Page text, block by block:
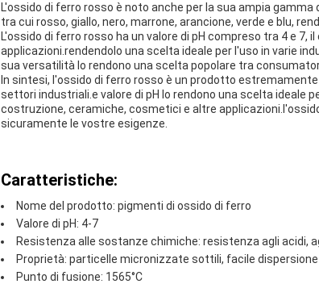
L'ossido di ferro rosso è noto anche per la sua ampia
tra cui rosso, giallo, nero, marrone, arancione, verde e blu,
L'ossido di ferro rosso ha un valore di pH compreso tra 4 e 7,
applicazioni.rendendolo una scelta ideale per l'uso in varie
sua versatilità lo rendono una scelta popolare tra
In sintesi, l'ossido di ferro rosso è un prodotto
settori industriali.e valore di pH lo rendono una scelta ideale
costruzione, ceramiche, cosmetici e altre
sicuramente le vostre esigenze.
Caratteristiche:
Nome del prodotto: pigmenti di ossido di ferro
Valore di pH: 4-7
Resistenza alle sostanze chimiche: resistenza agli acidi,
Proprietà: particelle micronizzate sottili, facile dispersione
Punto di fusione: 1565°C